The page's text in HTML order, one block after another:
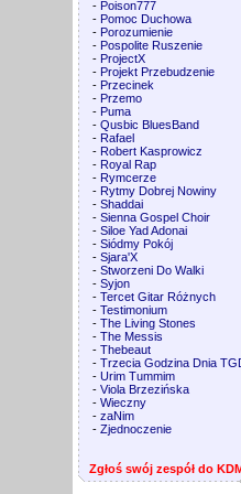
- Poison777
- Pomoc Duchowa
- Porozumienie
- Pospolite Ruszenie
- ProjectX
- Projekt Przebudzenie
- Przecinek
- Przemo
- Puma
- Qusbic BluesBand
- Rafael
- Robert Kasprowicz
- Royal Rap
- Rymcerze
- Rytmy Dobrej Nowiny
- Shaddai
- Sienna Gospel Choir
- Siloe Yad Adonai
- Siódmy Pokój
- Sjara'X
- Stworzeni Do Walki
- Syjon
- Tercet Gitar Różnych
- Testimonium
- The Living Stones
- The Messis
- Thebeaut
- Trzecia Godzina Dnia
- Urim Tummim
- Viola Brzezińska
- Wieczny
- zaNim
- Zjednoczenie
Zgłoś swój zespół do